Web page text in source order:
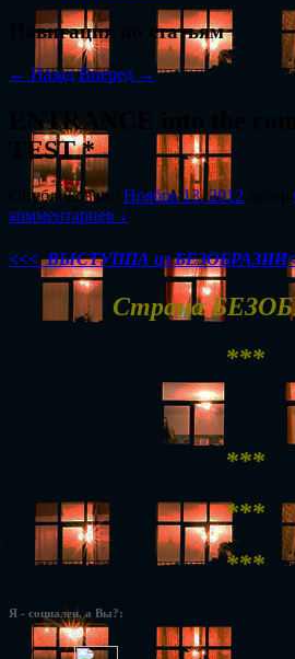
Навигация по статьям
← Назад Вперед →
ENTRANCE into the
TEST *
Опубликовано Ноябрь 13, 2012
комментариев ↓
<<< ВЫСТУППА из
Страна
***
***
***
***
Я - социален, а Вы?: